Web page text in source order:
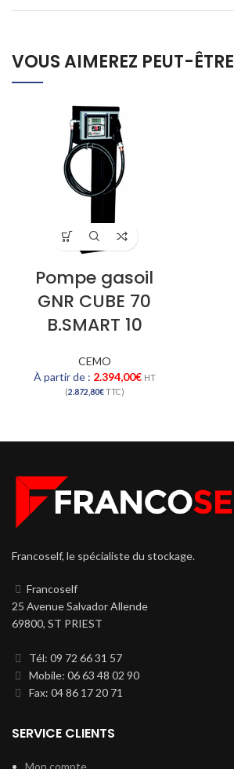
VOUS AIMEREZ PEUT-
Pompe gasoil
GNR CUBE 70
B.SMART 10
CEMO
À partir de : 2.394,00€ HT
(2.872,80€TTC)
Francoself, le spécialiste du stockage.
Francoself
25 Avenue Salvador Allende
69800, ST PRIEST
Tél: 09 72 66 31 57
Mobile: 06 63 48 02 90
Fax: 04 86 17 20 71
SERVICE CLIENTS
Mon compte